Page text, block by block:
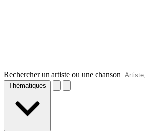
Rechercher un artiste ou une chanson
Thématiques